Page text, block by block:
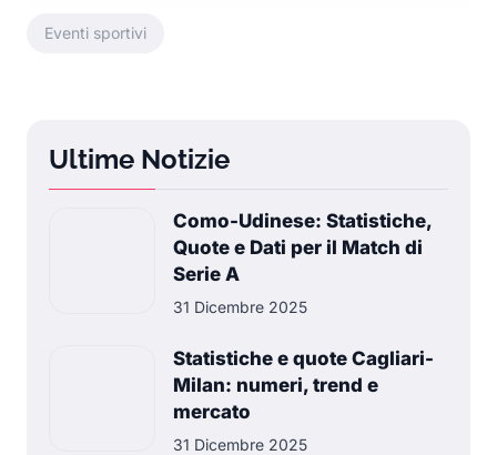
Eventi sportivi
Ultime Notizie
Como-Udinese: Statistiche,
Quote e Dati per il Match di
Serie A
31 Dicembre 2025
Statistiche e quote Cagliari-
Milan: numeri, trend e
mercato
31 Dicembre 2025